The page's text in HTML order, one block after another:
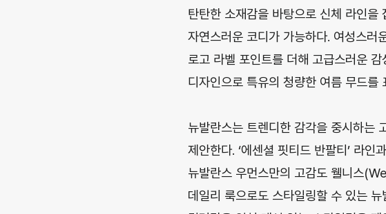
탄탄한 소재감을 바탕으로 신체 라인
자연스러운 코디가 가능하다. 여성스러
로고 라벨 포인트를 더해 고급스러운
디자인으로 특유의 청량한 여름 무드를
뉴발란스는 트렌디한 감각을 중시하는
제안한다. ‘에센셜 핏티드 반팔티’ 라
뉴발란스 우먼스만의 고감도 웰니스
데일리 룩으로도 스타일링할 수 있는